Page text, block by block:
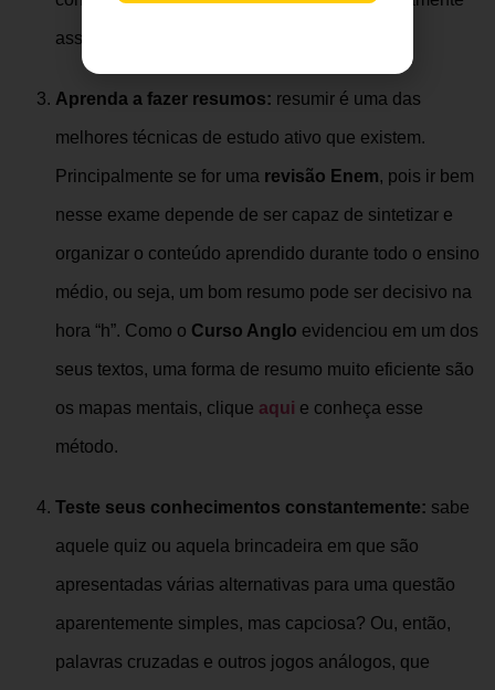
assimilados.
Aprenda a fazer resumos: resumir é uma das
melhores técnicas de estudo ativo que existem.
Principalmente se for uma revisão Enem, pois ir bem
nesse exame depende de ser capaz de sintetizar e
organizar o conteúdo aprendido durante todo o ensino
médio, ou seja, um bom resumo pode ser decisivo na
hora “h”. Como o Curso Anglo evidenciou em um dos
seus textos, uma forma de resumo muito eficiente são
os mapas mentais, clique aqui e conheça esse
método.
Teste seus conhecimentos constantemente: sabe
aquele quiz ou aquela brincadeira em que são
apresentadas várias alternativas para uma questão
aparentemente simples, mas capciosa? Ou, então,
palavras cruzadas e outros jogos análogos, que